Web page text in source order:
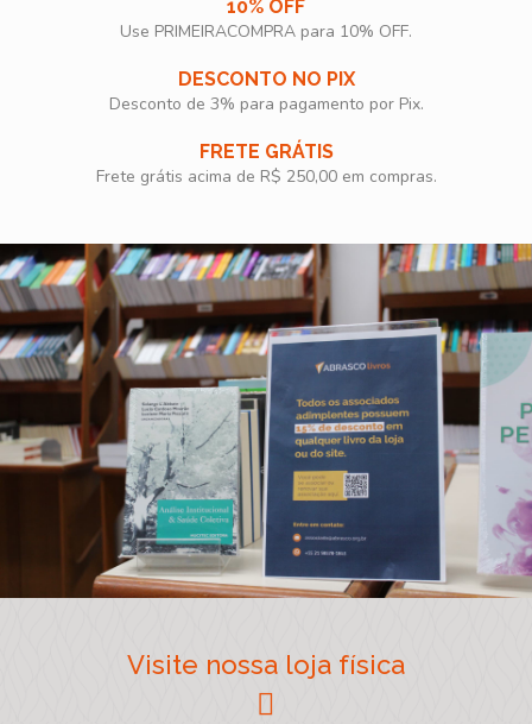
10% OFF
Use PRIMEIRACOMPRA para 10% OFF.​
DESCONTO NO PIX
Desconto de 3% para pagamento por Pix.
FRETE GRÁTIS
Frete grátis acima de R$ 250,00 em compras.
Visite nossa loja física